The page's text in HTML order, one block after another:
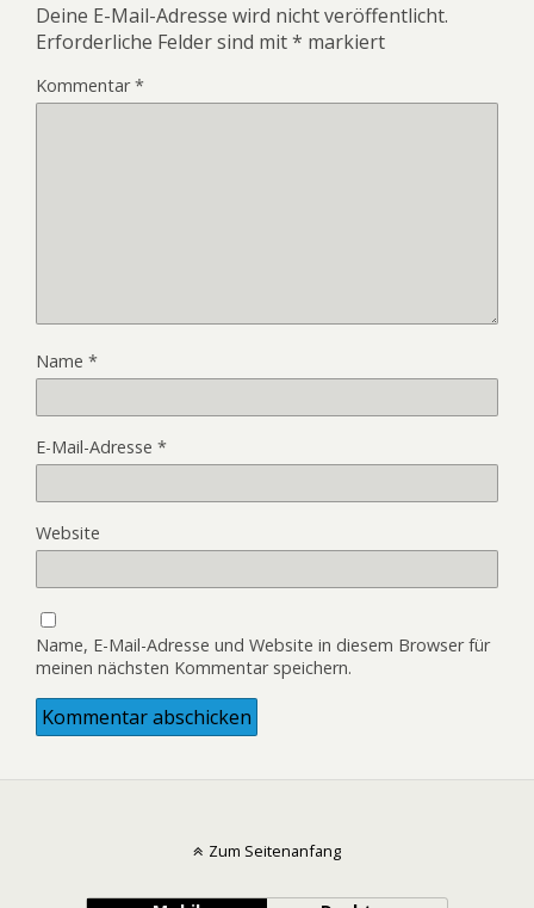
Deine E-Mail-Adresse wird nicht veröffentlicht.
Erforderliche Felder sind mit* markiert
Kommentar*
Name *
E-Mail-Adresse *
Website
Name, E-Mail-Adresse und Website in diesem Browser für
meinen nächsten Kommentar speichern.
Zum Seitenanfang